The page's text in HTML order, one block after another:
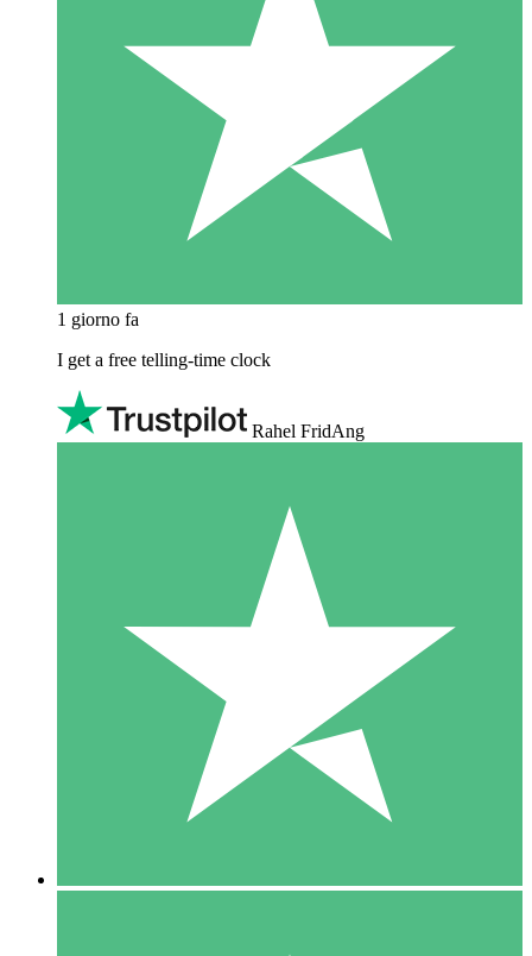
1 giorno fa
I get a free telling-time clock
Rahel FridAng